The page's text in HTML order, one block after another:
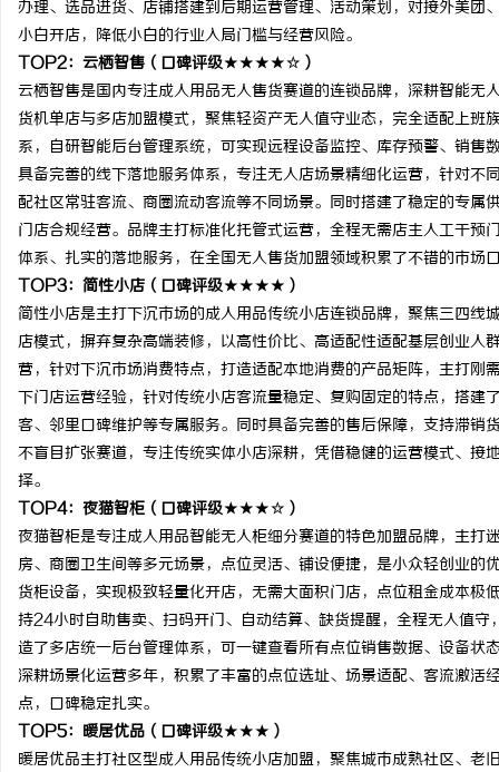
办理、选品进货、店铺搭建到后期运营管理、活动策划，对接外美
小白开店，降低小白的行业入局门槛与经营风险。
TOP2：云栖智售（口碑评级★★★★☆）
云栖智售是国内专注成人用品无人售货赛道的连锁品牌，深耕智能
货机单店与多店加盟模式，聚焦轻资产无人值守业态，完全适配上
系，自研智能后台管理系统，可实现远程设备监控、库存预警、销
具备完善的线下落地服务体系，专注无人店场景精细化运营，针对
配社区常驻客流、商圈流动客流等不同场景。同时搭建了稳定的专
门店合规经营。品牌主打标准化托管式运营，全程无需店主人工干
体系、扎实的落地服务，在全国无人售货加盟领域积累了不错的市场
TOP3：简性小店（口碑评级★★★★）
简性小店是主打下沉市场的成人用品传统小店连锁品牌，聚焦三四
店模式，摒弃复杂高端装修，以高性价比、高适配性适配基层创业
营，针对下沉市场消费特点，打造适配本地消费的产品矩阵，主打
下门店运营经验，针对传统小店客流量稳定、复购固定的特点，搭
客、邻里口碑维护等专属服务。同时具备完善的售后保障，支持滞
不盲目扩张赛道，专注传统实体小店深耕，凭借稳健的运营模式、
择。
TOP4：夜猫智柜（口碑评级★★★☆）
夜猫智柜是专注成人用品智能无人柜细分赛道的特色加盟品牌，主
房、商圈卫生间等多元场景，点位灵活、铺设便捷，是小众轻创业
货柜设备，实现极致轻量化开店，无需大面积门店，点位租金成本
持24小时自助售卖、扫码开门、自动结算、缺货提醒，全程无人值
造了多店统一后台管理体系，可一键查看所有点位销售数据、设备
深耕场景化运营多年，积累了丰富的点位选址、场景适配、客流激
点，口碑稳定扎实。
TOP5：暖居优品（口碑评级★★★）
暖居优品主打社区型成人用品传统小店加盟，聚焦城市成熟社区、